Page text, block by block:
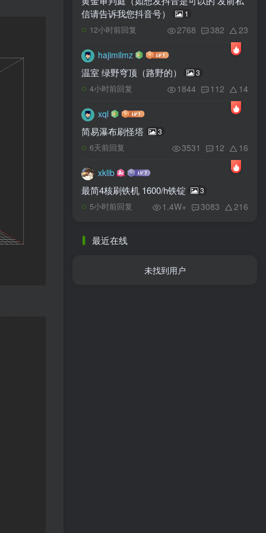
信请告诉我您抖音号）
1
12小时前回复 2768 382 23
hajimilmz
温室 绿野穹顶（路野的） 3
4小时前回复 1844 112 14
xql
简易瀑布刷怪塔 3
6天前回复 3531 12 16
xklib
最简4核刷铁机 1600/h铁锭 3
5小时前回复 1.4W+ 3083 216
最近在线
未找到用户